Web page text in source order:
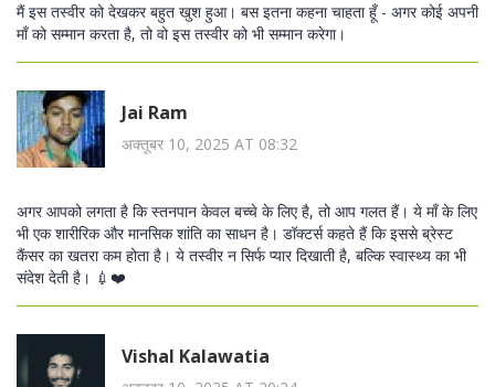
मैं इस तस्वीर को देखकर बहुत खुश हुआ। बस इतना कहना चाहता हूँ - अगर कोई अपनी
माँ को सम्मान करता है, तो वो इस तस्वीर को भी सम्मान करेगा।
Jai Ram
अक्तूबर 10, 2025 AT 08:32
अगर आपको लगता है कि स्तनपान केवल बच्चे के लिए है, तो आप गलत हैं। ये माँ के लिए
भी एक शारीरिक और मानसिक शांति का साधन है। डॉक्टर्स कहते हैं कि इससे ब्रेस्ट
कैंसर का खतरा कम होता है। ये तस्वीर न सिर्फ प्यार दिखाती है, बल्कि स्वास्थ्य का भी
संदेश देती है। 💉❤️
Vishal Kalawatia